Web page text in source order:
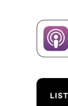
ről szóló